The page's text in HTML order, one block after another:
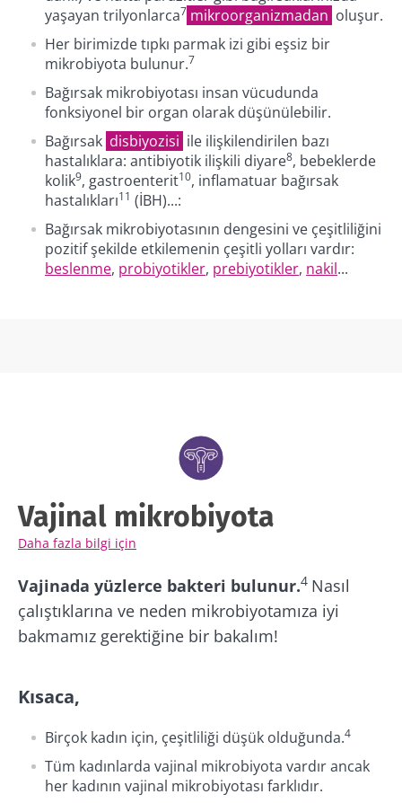
yaşayan trilyonlarca7 mikroorganizmadan oluşur.
Her birimizde tıpkı parmak izi gibi eşsiz bir
mikrobiyota bulunur.7
Bağırsak mikrobiyotası insan vücudunda
fonksiyonel bir organ olarak düşünülebilir.
Bağırsak disbiyozisi ile ilişkilendirilen bazı
hastalıklara: antibiyotik ilişkili diyare8, bebeklerde
kolik9, gastroenterit10, inflamatuar bağırsak
hastalıkları11 (İBH)...:
Bağırsak mikrobiyotasının dengesini ve çeşitliliğini
pozitif şekilde etkilemenin çeşitli yolları vardır:
beslenme, probiyotikler, prebiyotikler, nakil...
Vajinal mikrobiyota
Daha fazla bilgi için
Vajinada yüzlerce bakteri bulunur.4 Nasıl
çalıştıklarına ve neden mikrobiyotamıza iyi
bakmamız gerektiğine bir bakalım!
Kısaca,
Birçok kadın için, çeşitliliği düşük olduğunda.4
Tüm kadınlarda vajinal mikrobiyota vardır ancak
her kadının vajinal mikrobiyotası farklıdır.